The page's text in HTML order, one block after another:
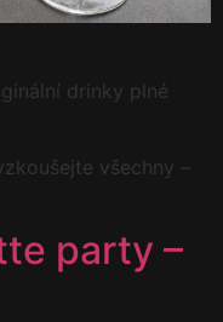
drinky plné
všechny –
party –